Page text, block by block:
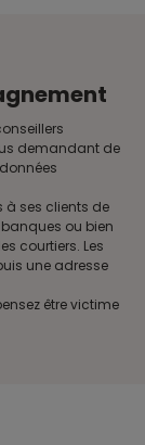
demandant de
à ses clients de
ou bien
courtiers. Les
une adresse
être victime